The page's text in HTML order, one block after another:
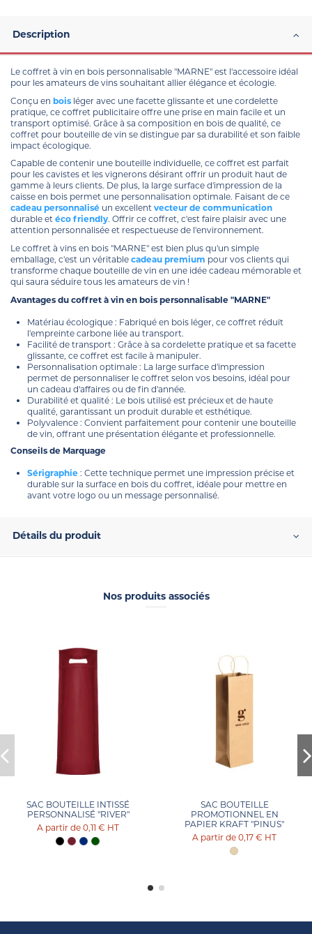
Description
Le coffret à vin en bois personnalisable "MARNE" est l'accessoire idéal
pour les amateurs de vins souhaitant allier élégance et écologie.
Conçu en bois léger avec une facette glissante et une cordelette
pratique, ce coffret publicitaire offre une prise en main facile et un
transport optimisé. Grâce à sa composition en bois de qualité, ce
coffret pour bouteille de vin se distingue par sa durabilité et son faible
impact écologique.
Capable de contenir une bouteille individuelle, ce coffret est parfait
pour les cavistes et les vignerons désirant offrir un produit haut de
gamme à leurs clients. De plus, la large surface d'impression de la
caisse en bois permet une personnalisation optimale. Faisant de ce
cadeau personnalisé un excellent vecteur de communication
durable et éco friendly. Offrir ce coffret, c'est faire plaisir avec une
attention personnalisée et respectueuse de l'environnement.
Le coffret à vins en bois "MARNE" est bien plus qu'un simple
emballage, c'est un véritable cadeau premium pour vos clients qui
transforme chaque bouteille de vin en une idée cadeau mémorable et
qui saura séduire tous les amateurs de vin !
Avantages du coffret à vin en bois personnalisable "MARNE"
Matériau écologique : Fabriqué en bois léger, ce coffret réduit
l'empreinte carbone liée au transport.
Facilité de transport : Grâce à sa cordelette pratique et sa facette
glissante, ce coffret est facile à manipuler.
Personnalisation optimale : La large surface d'impression
permet de personnaliser le coffret selon vos besoins, idéal pour
un cadeau d'affaires ou de fin d'année.
Durabilité et qualité : Le bois utilisé est précieux et de haute
qualité, garantissant un produit durable et esthétique.
Polyvalence : Convient parfaitement pour contenir une bouteille
de vin, offrant une présentation élégante et professionnelle.
Conseils de Marquage
Sérigraphie : Cette technique permet une impression précise et
durable sur la surface en bois du coffret, idéale pour mettre en
avant votre logo ou un message personnalisé.
Détails du produit
Nos produits associés
SAC BOUTEILLE INTISSÉ
PERSONNALISÉ "RIVER"
0,11 € HT
SAC BOUTEILLE
PROMOTIONNEL EN
PAPIER KRAFT "PINUS"
0,17 € HT